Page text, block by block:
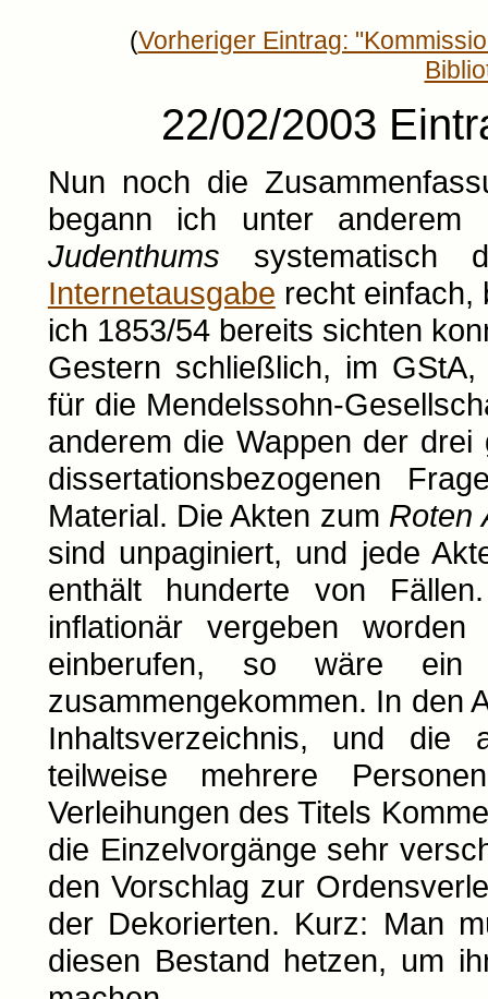
(Vorheriger Eintrag:
22/02/2003
Nun noch die
begann ich unter
Judenthums systematisch
Internetausgabe recht einfach,
ich 1853/54 bereits sichten
Gestern schließlich, im
für die Mendelssohn-
anderem die Wappen der
dissertationsbezogenen
Material. Die Akten zum Roten
sind unpaginiert, und jede
enthält hunderte von
inflationär vergeben
einberufen, so wäre
zusammengekommen. In den
Inhaltsverzeichnis, und die
teilweise mehrere
Verleihungen des Titels
die Einzelvorgänge sehr
den Vorschlag zur
der Dekorierten. Kurz: Man
diesen Bestand hetzen, um